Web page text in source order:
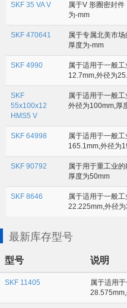
SKF 35 VA V
属于V 形圈密封
为-mm
SKF 470641
属于专属北美市
厚度为-mm
SKF 4990
属于适用于一般
12.7mm,外径为
SKF
55x100x12
HMS5 V
属于适用于一般
外径为100mm,厚
SKF 64998
属于适用于一般
165.1mm,外径为
SKF 90792
属于用于重工业
厚度为50mm
SKF 8646
属于适用于一般
22.225mm,外径
最新库存型号
型号 说明
SKF 11405
属于适用